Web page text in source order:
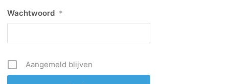
Wachtwoord *
Aangemeld blijven